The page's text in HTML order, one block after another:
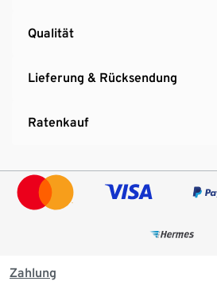
Qualität
Lieferung & Rücksendung
Ratenkauf
Zahlung